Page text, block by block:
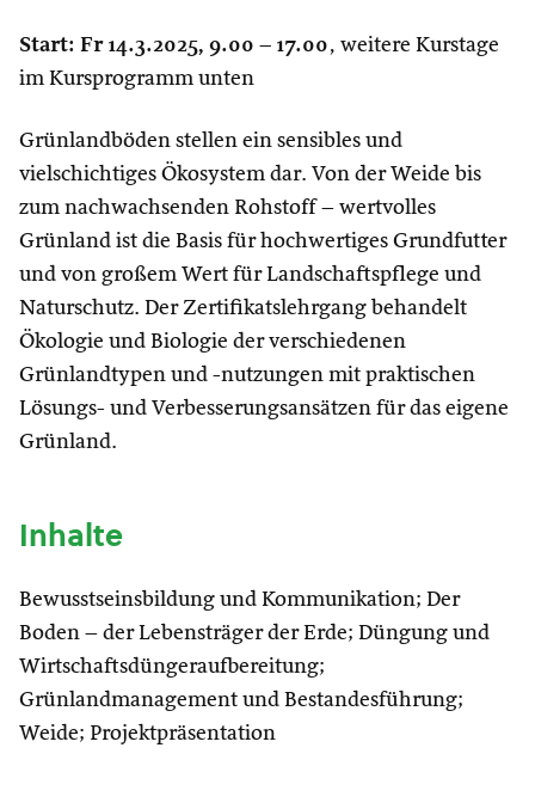
Start: Fr 14.3.2025, 9.00 – 17.00, weitere Kurstage
im Kursprogramm unten
Grünlandböden stellen ein sensibles und
vielschichtiges Ökosystem dar. Von der Weide bis
zum nachwachsenden Rohstoff – wertvolles
Grünland ist die Basis für hochwertiges Grundfutter
und von großem Wert für Landschaftspflege und
Naturschutz. Der Zertifikatslehrgang behandelt
Ökologie und Biologie der verschiedenen
Grünlandtypen und -nutzungen mit praktischen
Lösungs- und Verbesserungsansätzen für das eigene
Grünland.
Inhalte
Bewusstseinsbildung und Kommunikation; Der
Boden – der Lebensträger der Erde; Düngung und
Wirtschaftsdüngeraufbereitung;
Grünlandmanagement und Bestandesführung;
Weide; Projektpräsentation